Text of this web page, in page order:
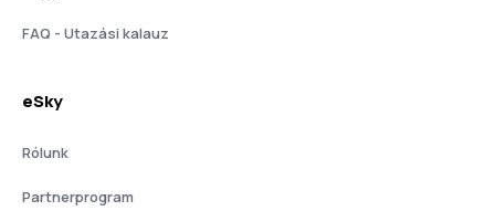
FAQ - Utazási kalauz
eSky
Rólunk
Partnerprogram